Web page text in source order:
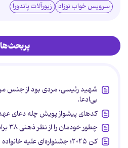
سرویس خواب نوزاد زیورآلات پاندورا
پربحث‌ها
شهید رئیسی، مردی بود از جنس
بی‌ادعا.
کدهای پیشواز پویش چله دعای
چطور خودمان را از نظر ذهنی ۳۸ برابر قوی‌تر کنیم؟
کن ۲۰۲۵؛ جشنواره‌ای علیه خانواده